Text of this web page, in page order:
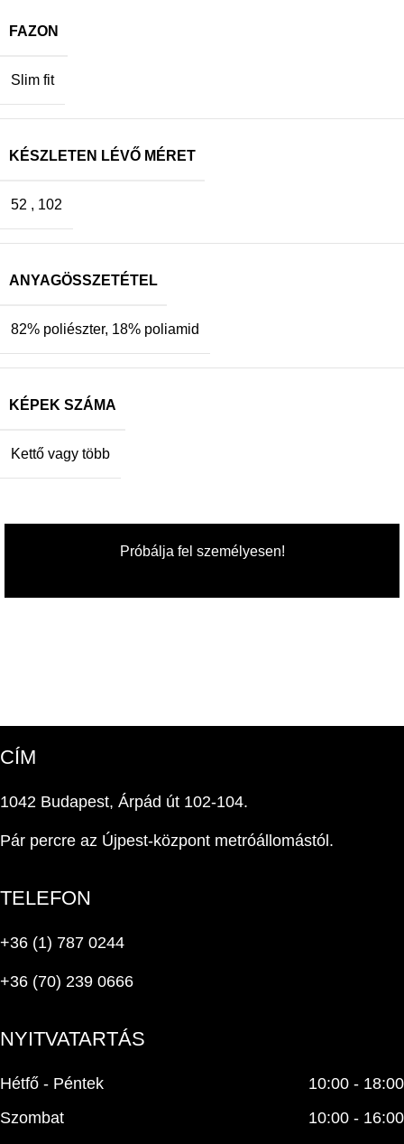
FAZON
Slim fit
KÉSZLETEN LÉVŐ MÉRET
52 , 102
ANYAGÖSSZETÉTEL
82% poliészter, 18% poliamid
KÉPEK SZÁMA
Kettő vagy több
Próbálja fel személyesen!
CÍM
1042 Budapest, Árpád út 102-104.
Pár percre az Újpest-központ metróállomástól.
TELEFON
+36 (1) 787 0244
+36 (70) 239 0666
NYITVATARTÁS
Hétfő - Péntek
10:00 - 18:00
Szombat
10:00 - 16:00